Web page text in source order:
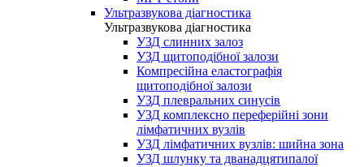
Ультразвукова діагностика
Ультразвукова діагностика
УЗД слинних залоз
УЗД щитоподібної залози
Компресійна еластографія
щитоподібної залози
УЗД плевральних синусів
УЗД комплексно переферійні зони
лімфатичних вузлів
УЗД лімфатичних вузлів: шийна зона
УЗД шлунку та дванадцятипалої